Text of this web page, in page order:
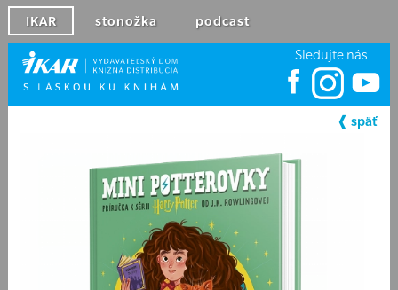
IKAR stonožka podcast
Sledujte nás
❰ späť